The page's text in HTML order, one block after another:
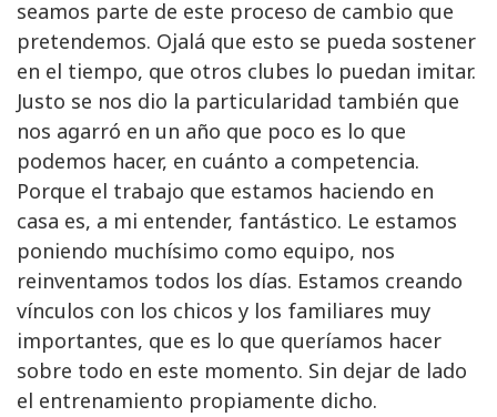
seamos parte de este proceso de cambio que
pretendemos. Ojalá que esto se pueda sostener
en el tiempo, que otros clubes lo puedan imitar.
Justo se nos dio la particularidad también que
nos agarró en un año que poco es lo que
podemos hacer, en cuánto a competencia.
Porque el trabajo que estamos haciendo en
casa es, a mi entender, fantástico. Le estamos
poniendo muchísimo como equipo, nos
reinventamos todos los días. Estamos creando
vínculos con los chicos y los familiares muy
importantes, que es lo que queríamos hacer
sobre todo en este momento. Sin dejar de lado
el entrenamiento propiamente dicho.